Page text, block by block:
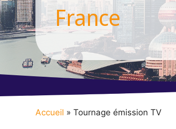
France
Accueil » Tournage émission TV